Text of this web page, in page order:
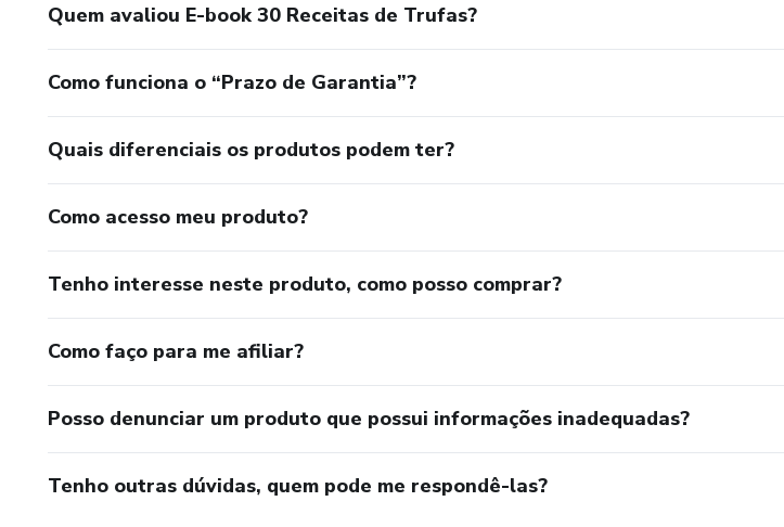
Quem avaliou E-book 30 Receitas de Trufas?
Como funciona o “Prazo de Garantia”?
Quais diferenciais os produtos podem ter?
Como acesso meu produto?
Tenho interesse neste produto, como posso comprar?
Como faço para me afiliar?
Posso denunciar um produto que possui informações inadequadas?
Tenho outras dúvidas, quem pode me respondê-las?